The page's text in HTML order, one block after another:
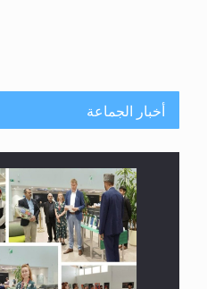
أخبار الجماعة